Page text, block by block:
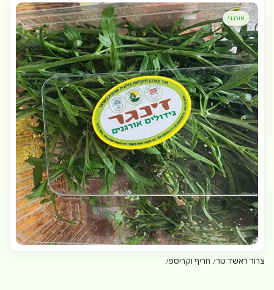
אורגני
צרור ראשד טרי, חריף וקריספי.